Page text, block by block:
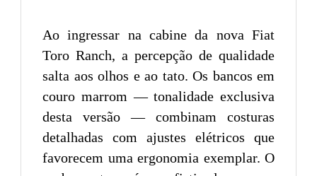
Ao ingressar na cabine da nova Fiat
Toro Ranch, a percepção de qualidade
salta aos olhos e ao tato. Os bancos em
couro marrom — tonalidade exclusiva
desta versão — combinam costuras
detalhadas com ajustes elétricos que
favorecem uma ergonomia exemplar. O